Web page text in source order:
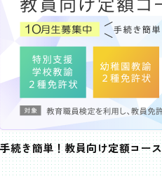
手続き簡単！教員向け定額コース